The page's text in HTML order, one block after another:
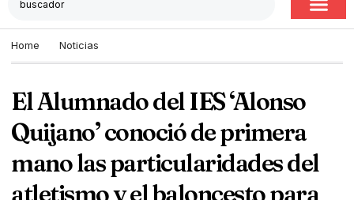
Home Noticias
El Alumnado del IES ‘Alonso
Quijano’ conoció de primera
mano las particularidades del
atletismo y el baloncesto para